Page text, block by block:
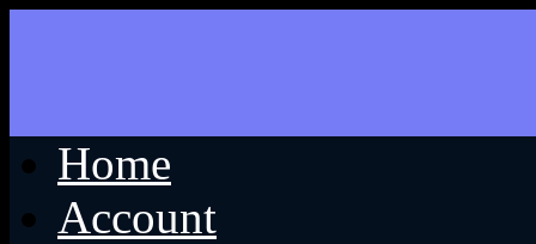
Home
Account